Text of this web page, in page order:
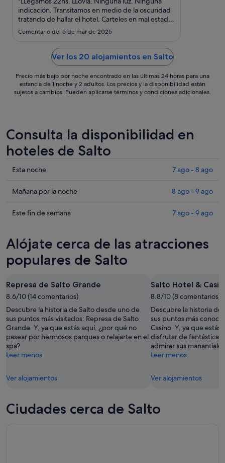
9
ago
al
indicación. Transitamos en medio de la oscuridad
tratando de hallar el hotel. Carteles en mal estado.
camino destruído. Un disgusto. Miedo terrible. El
mal preparados. El primer día nos cobraron los
huevos revueltos ..."
Comentario del 5 de mar de 2025
Ver los 20 alojamientos en Salto
Precio más bajo por noche encontrado en las últimas 24 horas para una
estancia de 1 noche y 2 adultos. Los precios y la disponibilidad están
sujetos a cambios. Pueden aplicarse términos y condiciones adicionales.
Consulta la disponibilidad en
hoteles de Salto
Comprueba
precios
Salto
noche,
ago
8
ago
Esta noche 7 ago - 8 ago
Comprueba
precios
para
mañana
por
noche,
8
ago
-
9
ago
Mañana por la noche 8 ago - 9 ago
Comprueba
en
Salto
para
fin
de
semana,
7
ago
-
9
ago
Este fin de semana 7 ago - 9 ago
Alójate cerca de las atracciones
populares de Salto
Represa de Salto Grande
8.6/10 (14 comentarios)
Descubre la historia de Salto desde uno de
sus puntos más visitados: Represa de Salto
Grande. Y, ya que estás aquí, ¿por qué no
pasear por hermosos parques o relajarte en el
spa?
Leer menos
Ver alojamientos
Salto Hotel &
8.8/10 (8 comentarios)
Descubre la historia
sus puntos más
Casino. Y, ya que
disfrutar de fantásticas
admirar sus
Leer menos
Ver alojamientos
Ciudades cerca de Salto